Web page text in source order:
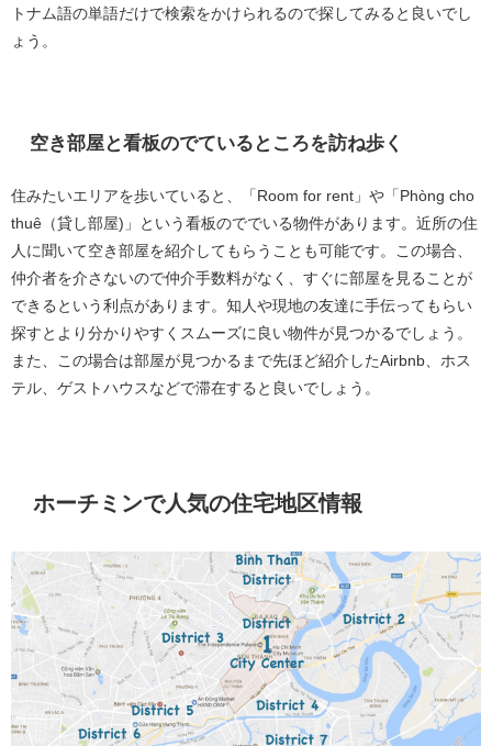
トナム語の単語だけで検索をかけられるので探してみると良いでし
ょう。
空き部屋と看板のでているところを訪ね歩く
住みたいエリアを歩いていると、「Room for rent」や「Phòng cho
thuê（貸し部屋)」という看板のででいる物件があります。近所の住
人に聞いて空き部屋を紹介してもらうことも可能です。この場合、
仲介者を介さないので仲介手数料がなく、すぐに部屋を見ることが
できるという利点があります。知人や現地の友達に手伝ってもらい
探すとより分かりやすくスムーズに良い物件が見つかるでしょう。
また、この場合は部屋が見つかるまで先ほど紹介したAirbnb、ホス
テル、ゲストハウスなどで滞在すると良いでしょう。
ホーチミンで人気の住宅地区情報